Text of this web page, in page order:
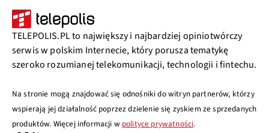
TELEPOLIS.PL to największy i najbardziej opiniotwórczy
serwis w polskim Internecie, który porusza tematykę
szeroko rozumianej telekomunikacji, technologii i fintechu.
Na stronie mogą znajdować się odnośniki do witryn partnerów, którzy
wspierają jej działalność poprzez dzielenie się zyskiem ze sprzedanych
produktów. Więcej informacji w polityce prywatności.